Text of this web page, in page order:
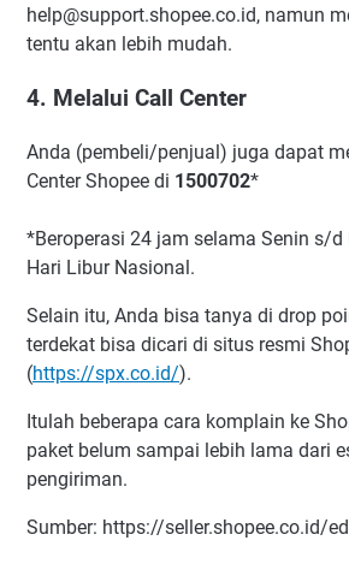
help@support.shopee.co.id, namun
tentu akan lebih mudah.
4. Melalui Call Center
Anda (pembeli/penjual) juga dapat
Center Shopee di 1500702*
*Beroperasi 24 jam selama Senin s/
Hari Libur Nasional.
Selain itu, Anda bisa tanya di drop
terdekat bisa dicari di situs resmi
(https://spx.co.id/).
Itulah beberapa cara komplain ke
paket belum sampai lebih lama dari
pengiriman.
Sumber: https://seller.shopee.co.id/